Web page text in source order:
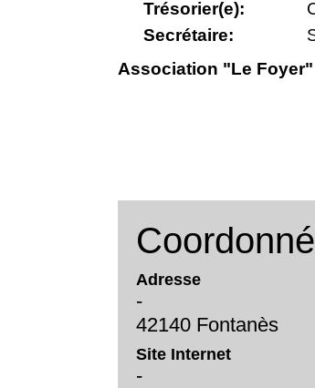
Trésorier(e):
Secrétaire:
Association "Le Foyer"
Adresse
-
42140 Fontanès
Site Internet
-